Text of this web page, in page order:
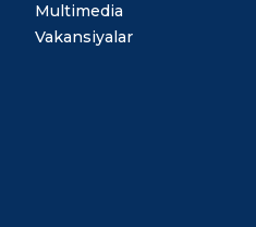
Multimedia
Vakansiyalar